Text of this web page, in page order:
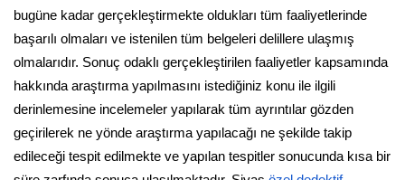
bugüne kadar gerçekleştirmekte oldukları tüm faaliyetlerinde
başarılı olmaları ve istenilen tüm belgeleri delillere ulaşmış
olmalarıdır. Sonuç odaklı gerçekleştirilen faaliyetler kapsamında
hakkında araştırma yapılmasını istediğiniz konu ile ilgili
derinlemesine incelemeler yapılarak tüm ayrıntılar gözden
geçirilerek ne yönde araştırma yapılacağı ne şekilde takip
edileceği tespit edilmekte ve yapılan tespitler sonucunda kısa bir